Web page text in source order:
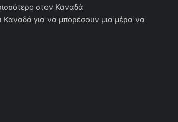
στον Καναδά
Καναδά για να μπορέσουν μια μέρα να